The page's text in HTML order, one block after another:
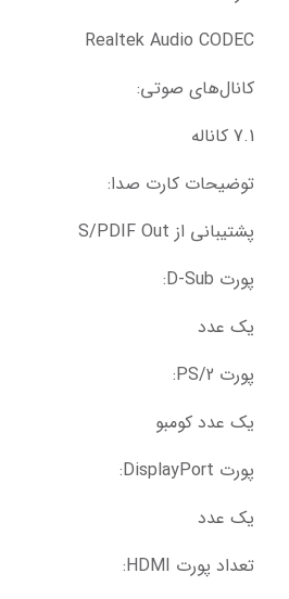
Realtek Audio CODEC
کانال‌های صوتی:
7.1 کاناله
توضیحات کارت صدا:
پشتیبانی از S/PDIF Out
پورت D-Sub:
یک عدد
پورت PS/2:
یک عدد کومبو
پورت DisplayPort:
یک عدد
تعداد پورت HDMI: